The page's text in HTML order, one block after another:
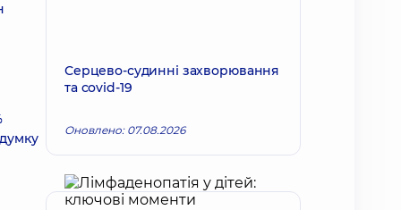
Серцево-судинні захворювання
та covid-19
Оновлено: 07.08.2026